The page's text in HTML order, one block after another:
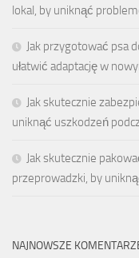
lokal, by uniknąć
Jak przygotować psa
ułatwić adaptację w
Jak skutecznie
uniknąć uszkodzeń
Jak skutecznie
przeprowadzki, by
NAJNOWSZE